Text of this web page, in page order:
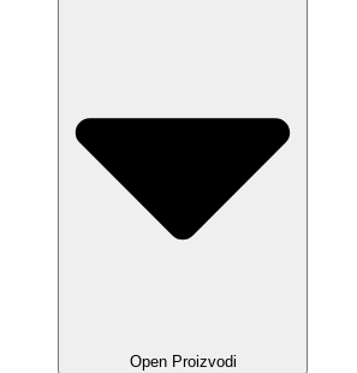
Open Proizvodi